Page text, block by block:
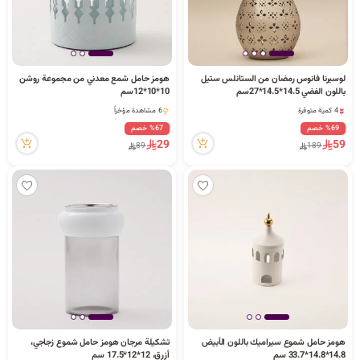
لوسيرنا فانوس رمضان من الستانلس ستيل
باللون الفضي 14.5*14.5*27سم
4 كمية متوفرة
4 كمية متوفرة%69 خصم
59
189
هومز حامل شمع معدني من مجموعة روشن
10*10*12سم
6 مشاهدة مؤخراً
6 مشاهدة مؤخراً%67 خصم
29
89
هومز حامل شموع سيراميك باللون الأبيض
14.8*14.8*33.7 سم
3 كمية متوفرة
تشكيلة مرجان هومز حامل شموع زجاجي،
أزرق، 12*12*17.5 سم